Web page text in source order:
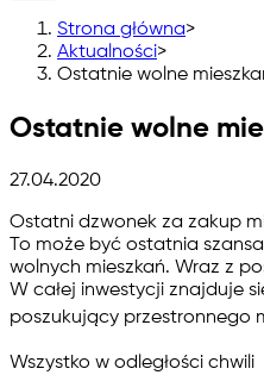
Strona główna>
Aktualności>
Ostatnie wolne
Ostatnie wolne
27.04.2020
Ostatni dzwonek za zakup
To może być ostatnia
wolnych mieszkań. Wraz z
W całej inwestycji znajduje
poszukujący przestronnego
Wszystko w odległości chwili